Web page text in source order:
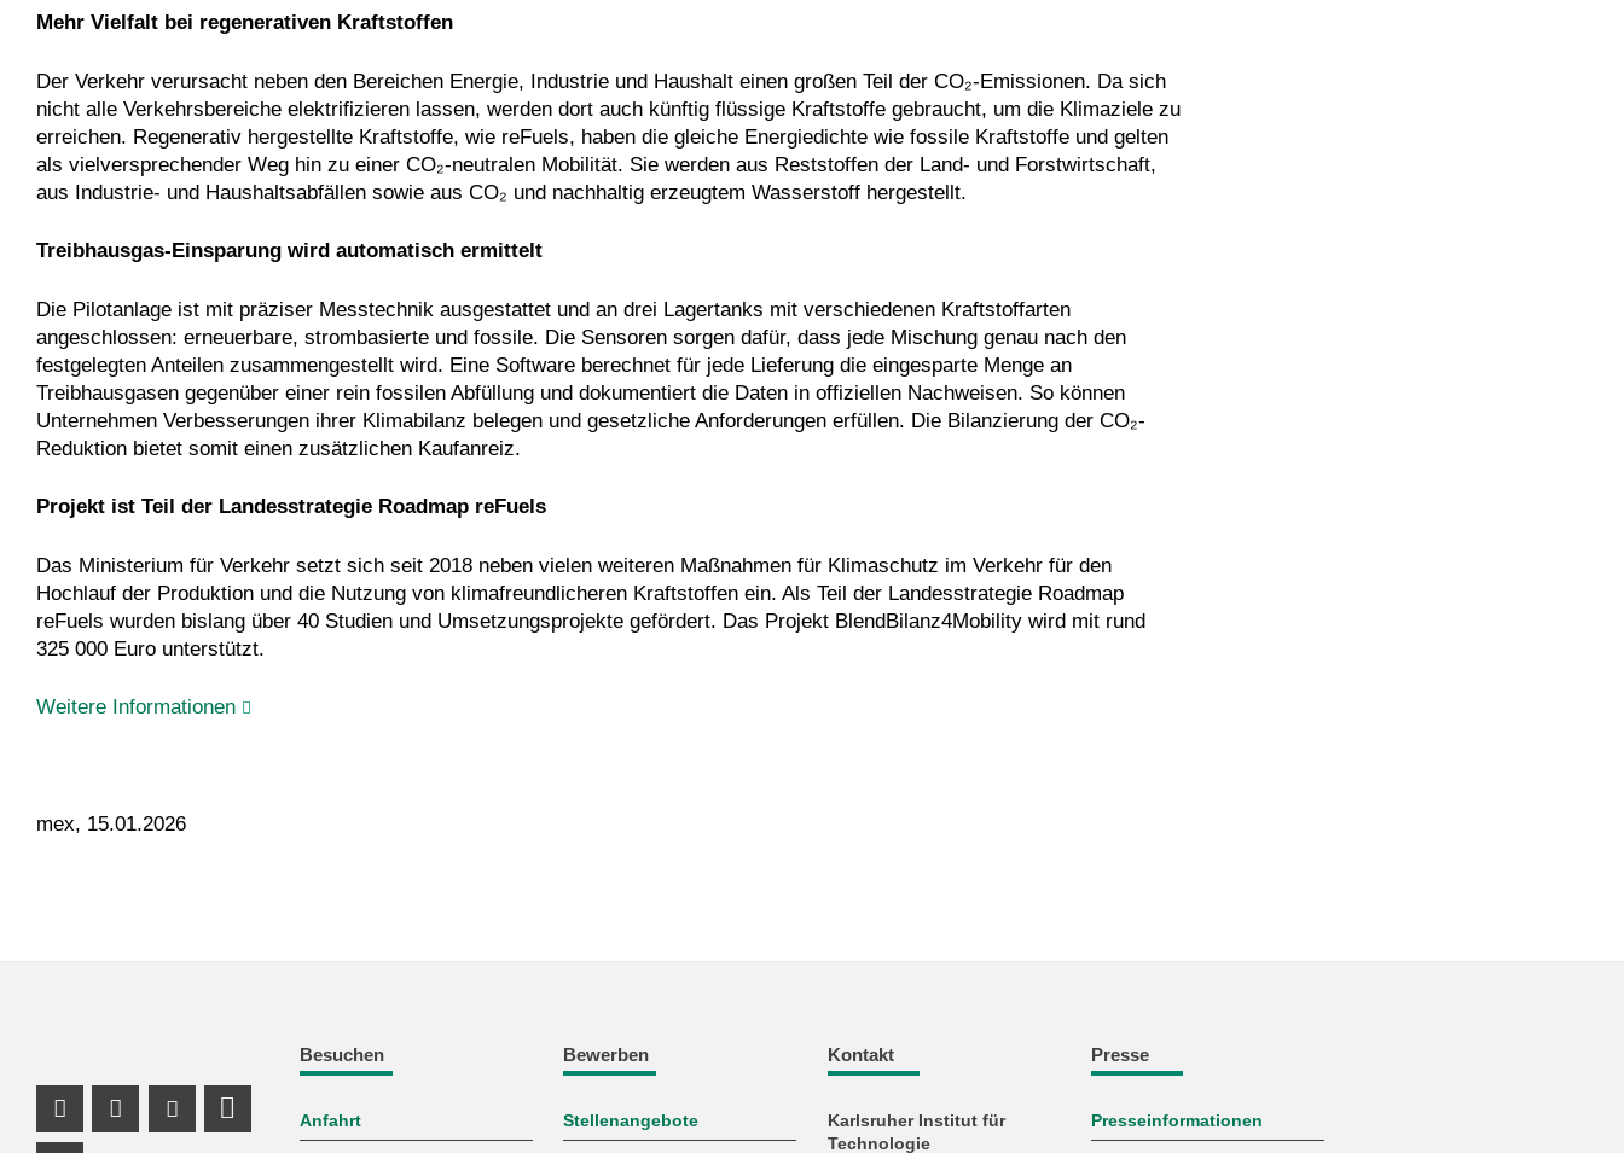
Mehr Vielfalt bei regenerativen Kraftstoffen
Der Verkehr verursacht neben den Bereichen Energie, Industrie und Haushalt einen großen Teil der CO₂-Emissionen. Da sich
nicht alle Verkehrsbereiche elektrifizieren lassen, werden dort auch künftig flüssige Kraftstoffe gebraucht, um die Klimaziele zu
erreichen. Regenerativ hergestellte Kraftstoffe, wie reFuels, haben die gleiche Energiedichte wie fossile Kraftstoffe und gelten
als vielversprechender Weg hin zu einer CO₂-neutralen Mobilität. Sie werden aus Reststoffen der Land- und Forstwirtschaft,
aus Industrie- und Haushaltsabfällen sowie aus CO₂ und nachhaltig erzeugtem Wasserstoff hergestellt.
Treibhausgas-Einsparung wird automatisch ermittelt
Die Pilotanlage ist mit präziser Messtechnik ausgestattet und an drei Lagertanks mit verschiedenen Kraftstoffarten
angeschlossen: erneuerbare, strombasierte und fossile. Die Sensoren sorgen dafür, dass jede Mischung genau nach den
festgelegten Anteilen zusammengestellt wird. Eine Software berechnet für jede Lieferung die eingesparte Menge an
Treibhausgasen gegenüber einer rein fossilen Abfüllung und dokumentiert die Daten in offiziellen Nachweisen. So können
Unternehmen Verbesserungen ihrer Klimabilanz belegen und gesetzliche Anforderungen erfüllen. Die Bilanzierung der CO₂-
Reduktion bietet somit einen zusätzlichen Kaufanreiz.
Projekt ist Teil der Landesstrategie Roadmap reFuels
Das Ministerium für Verkehr setzt sich seit 2018 neben vielen weiteren Maßnahmen für Klimaschutz im Verkehr für den
Hochlauf der Produktion und die Nutzung von klimafreundlicheren Kraftstoffen ein. Als Teil der Landesstrategie Roadmap
reFuels wurden bislang über 40 Studien und Umsetzungsprojekte gefördert. Das Projekt BlendBilanz4Mobility wird mit rund
325 000 Euro unterstützt.
Weitere Informationen
mex, 15.01.2026
Besuchen
Anfahrt
Bewerben
Stellenangebote
Kontakt
Karlsruher Institut für
Technologie
Presse
Presseinformationen
Instagram Profil
Facebook Profil
Youtube Profil
Profil Mastodon